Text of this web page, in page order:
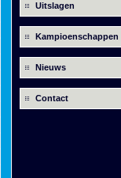
Uitslagen
Kampioenschappen
Nieuws
Contact